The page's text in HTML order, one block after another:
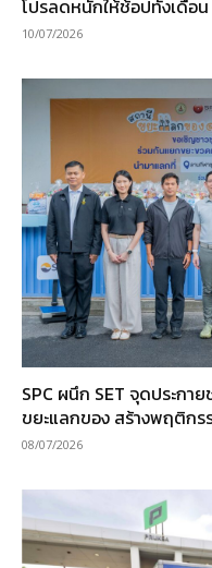
โปรลดหนักให้ช้อปทั้งเดือ
10/07/2026
SPC ผนึก SET จุดประก
ขยะแลกของ สร้างพฤติกร
08/07/2026